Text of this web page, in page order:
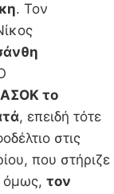
. Τον
το
, επειδή τότε
στις
που στήριζε
όμως, τον